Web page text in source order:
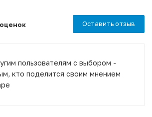
Оставить отзыв
пользователям с выбором -
кто поделится своим мнением